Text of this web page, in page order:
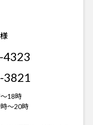
4323
3821
18時
～20時